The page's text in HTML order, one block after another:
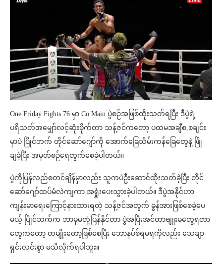
One Friday Fights 76 မှာ Co Main ပွဲစဉ်အဖြစ်ထိုးသတ်ရပြီး ဒီပွဲရဲ့
ပရိသတ်အမျှော်လင့်ဆုံးဖိုက်တာ သန့်ဇင်ကတော့ ပထမအချီစ,စချင်း
မှာပဲ ပြိုင်ဘက် တိုင်ဆော်ဂျော်ကို အောက်ခြေသိမ်းကန်ခြေတွေနဲ့ ဖြို
ချခဲ့ပြီး အမှတ်စဉ်ရေတွက်စေခဲ့ပါတယ်။
ပွဲကိုပြန်လည်စတင်ချိန်မှာလည်း သူကပဲဦးဆောင်ထိုးသတ်ခဲ့ပြီး တိုင်
ဆော်ဂျော်ထပ်မံလဲကျကာ အရှုံးပေးသွားခဲ့ပါတယ်။ ဒီပွဲအနိုင်ဟာ
ကျန်းမာရေးကြောင့်နားထားရတဲ့ သန့်ဇင်အတွက် ခွန်အားဖြစ်စေခဲ့ပေ
မယ့် ပြိုင်ဘက်က ဘာမှမတုံ့ပြန်နိုင်တာ ပွဲအပြီးအင်တာဗျူးမတွေ့ရတာ
တွေကတော့ တမျိုးတော့ဖြစ်စေပြီး ဘောနပ်စ်ရမရကိုလည်း သေချာ
ရှင်းလင်းစွာ မသိလိုက်ရပါဘူး။